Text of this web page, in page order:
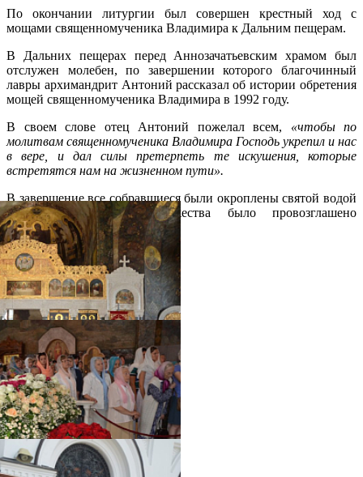
По окончании литургии был совершен крестный ход с
мощами священномученика Владимира к Дальним пещерам.
В Дальних пещерах перед Аннозачатьевским храмом был
отслужен молебен, по завершении которого благочинный
лавры архимандрит Антоний рассказал об истории обретения
мощей священномученика Владимира в 1992 году.
В своем слове отец Антоний пожелал всем, «чтобы по
молитвам священномученика Владимира Господь укрепил и нас
в вере, и дал силы претерпеть те искушения, которые
встретятся нам на жизненном пути».
В завершение все собравшиеся были окроплены святой водой
и всем участникам торжества было провозглашено
многолетие.
Распечатать
Фото